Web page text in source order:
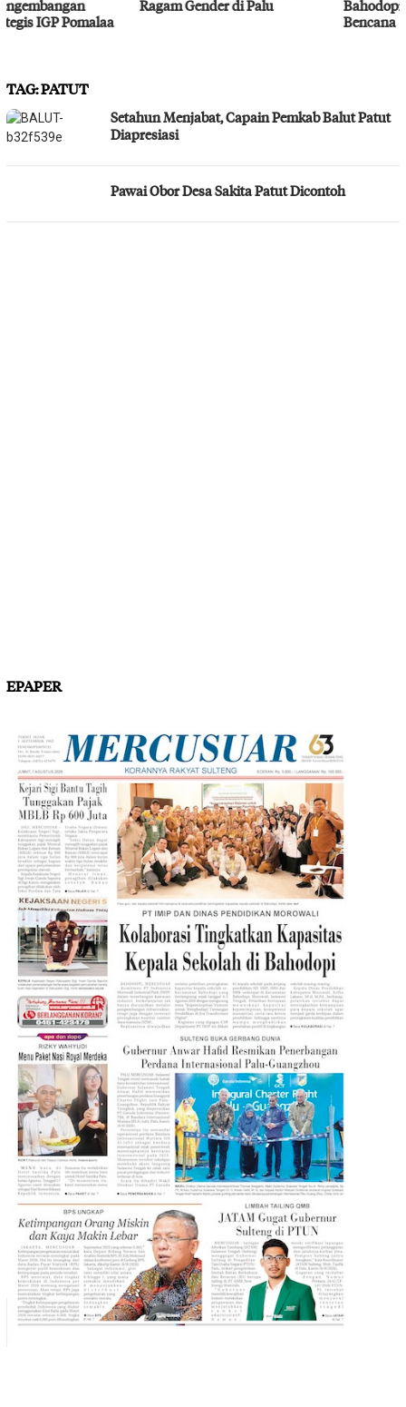
Ragam Gender di Palu
Bahodopi Hadapi Potensi
TAG:PATUT
Setahun Menjabat, Capain Pemkab Balut Patut
Diapresiasi
Pawai Obor Desa Sakita Patut Dicontoh
EPAPER